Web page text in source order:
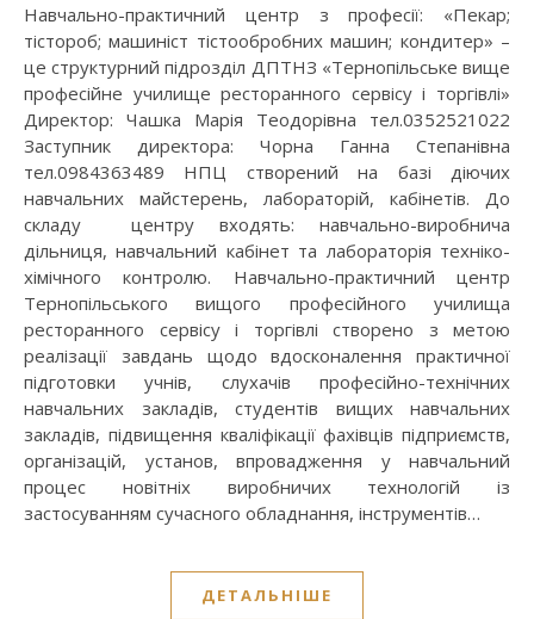
Навчально-практичний центр з професії: «Пекар;
тістороб; машиніст тістообробних машин; кондитер» –
це структурний підрозділ ДПТНЗ «Тернопільське вище
професійне училище ресторанного сервісу і торгівлі»
Директор: Чашка Марія Теодорівна тел.0352521022
Заступник директора: Чорна Ганна Степанівна
тел.0984363489 НПЦ створений на базі діючих
навчальних майстерень, лабораторій, кабінетів. До
складу центру входять: навчально-виробнича
дільниця, навчальний кабінет та лабораторія техніко-
хімічного контролю. Навчально-практичний центр
Тернопільського вищого професійного училища
ресторанного сервісу і торгівлі створено з метою
реалізації завдань щодо вдосконалення практичної
підготовки учнів, слухачів професійно-технічних
навчальних закладів, студентів вищих навчальних
закладів, підвищення кваліфікації фахівців підприємств,
організацій, установ, впровадження у навчальний
процес новітніх виробничих технологій із
застосуванням сучасного обладнання, інструментів…
ДЕТАЛЬНІШЕ